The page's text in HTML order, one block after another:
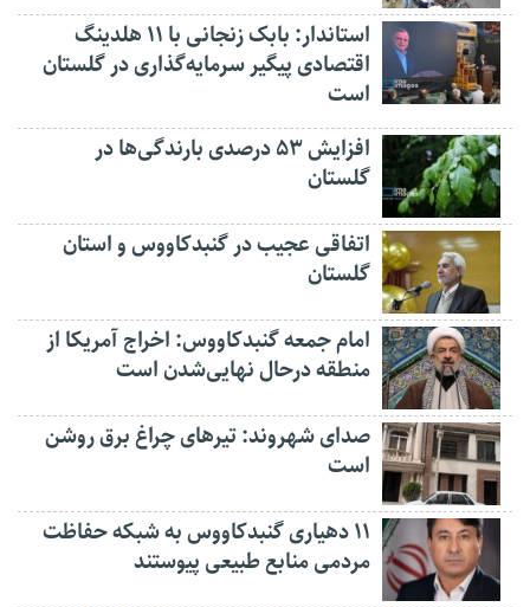
استاندار: بابک زنجانی با ۱۱ هلدینگ
اقتصادی پیگیر سرمایه‌گذاری در گلستان
است
افزایش ۵۳ درصدی بارندگی‌ها در
گلستان
اتفاقی عجیب در‌ گنبدکاووس و استان
گلستان
امام جمعه گنبدکاووس: اخراج آمریکا از
منطقه درحال نهایی‌شدن است
صدای شهروند: تیرهای چراغ برق روشن
است
۱۱ دهیاری گنبدکاووس به شبکه حفاظت
مردمی منابع طبیعی پیوستند